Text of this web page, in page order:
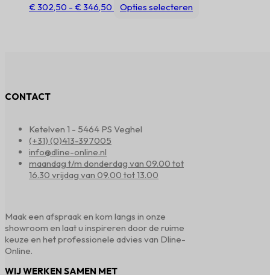
€302,50 - €346,50 Prijsklasse:
Opties selecteren
CONTACT
Ketelven 1 - 5464 PS Veghel
(+31) (0)413-397005
info@dline-online.nl
maandag t/m donderdag van 09.00 tot
16.30 vrijdag van 09.00 tot 13.00
Maak een afspraak en kom langs in onze
showroom en laat u inspireren door de ruime
keuze en het professionele advies van Dline-
Online.
WIJ WERKEN SAMEN MET